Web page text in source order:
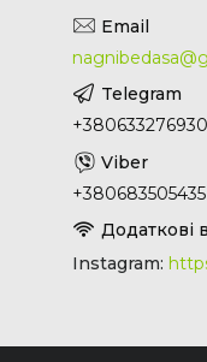
+380633276930
+380683505435
Instagram